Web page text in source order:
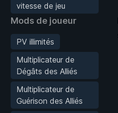
vitesse de jeu
Mods de joueur
PV illimités
Multiplicateur de
Dégâts des Alliés
Multiplicateur de
Guérison des Alliés